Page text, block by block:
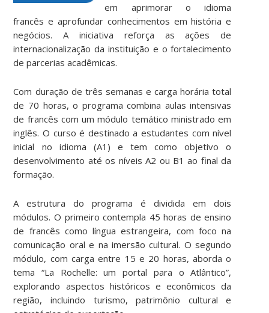
em aprimorar o idioma
francês e aprofundar conhecimentos em história e
negócios. A iniciativa reforça as ações de
internacionalização da instituição e o fortalecimento
de parcerias acadêmicas.
Com duração de três semanas e carga horária total
de 70 horas, o programa combina aulas intensivas
de francês com um módulo temático ministrado em
inglês. O curso é destinado a estudantes com nível
inicial no idioma (A1) e tem como objetivo o
desenvolvimento até os níveis A2 ou B1 ao final da
formação.
A estrutura do programa é dividida em dois
módulos. O primeiro contempla 45 horas de ensino
de francês como língua estrangeira, com foco na
comunicação oral e na imersão cultural. O segundo
módulo, com carga entre 15 e 20 horas, aborda o
tema “La Rochelle: um portal para o Atlântico”,
explorando aspectos históricos e econômicos da
região, incluindo turismo, patrimônio cultural e